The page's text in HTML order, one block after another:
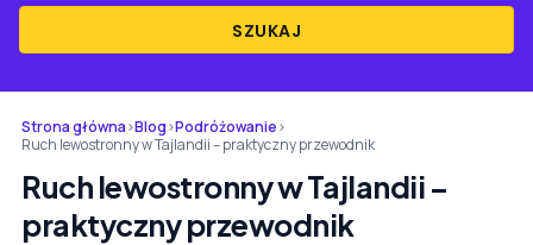
SZUKAJ
Strona główna›Blog›Podróżowanie›
Ruch lewostronny w Tajlandii – praktyczny przewodnik
Ruch lewostronny w Tajlandii –
praktyczny przewodnik